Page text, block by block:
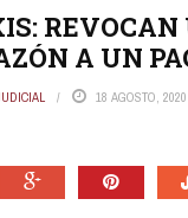
REVOCAN
A UN
18 AGOSTO, 2020